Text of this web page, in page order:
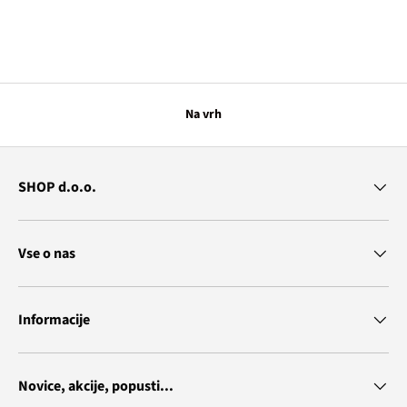
Na vrh
SHOP d.o.o.
Vse o nas
Informacije
Novice, akcije, popusti...